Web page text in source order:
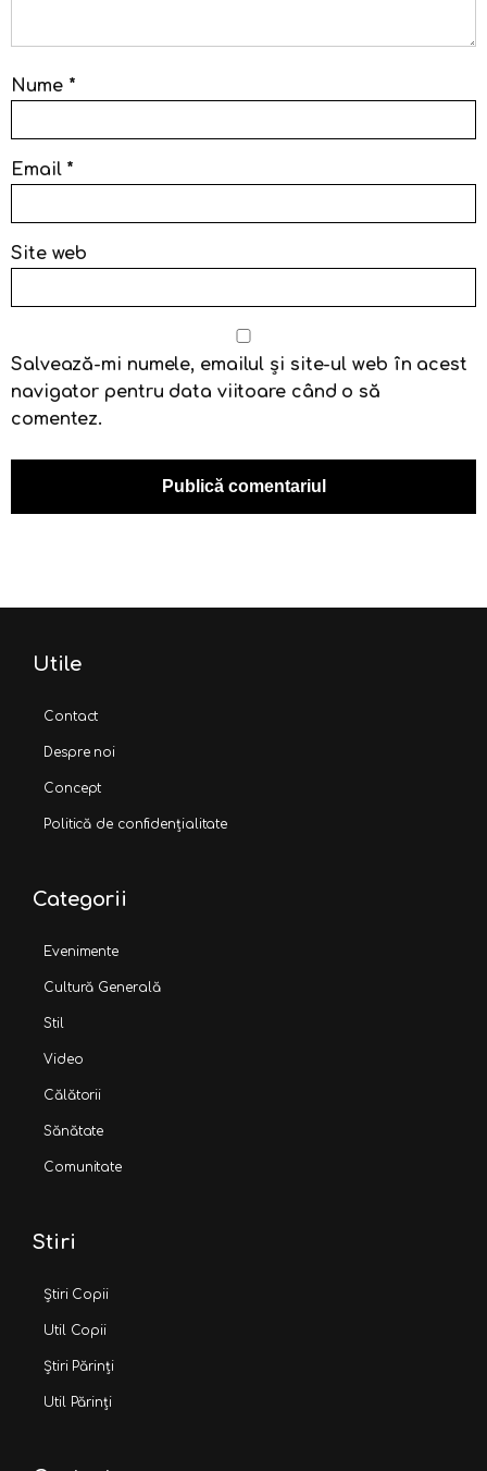
Nume *
Email *
Site web
Salvează-mi numele, emailul și site-ul web în acest
navigator pentru data viitoare când o să
comentez.
Utile
Contact
Despre noi
Concept
Politică de confidențialitate
Categorii
Evenimente
Cultură Generală
Stil
Video
Călătorii
Sănătate
Comunitate
Stiri
Știri Copii
Util Copii
Știri Părinți
Util Părinți